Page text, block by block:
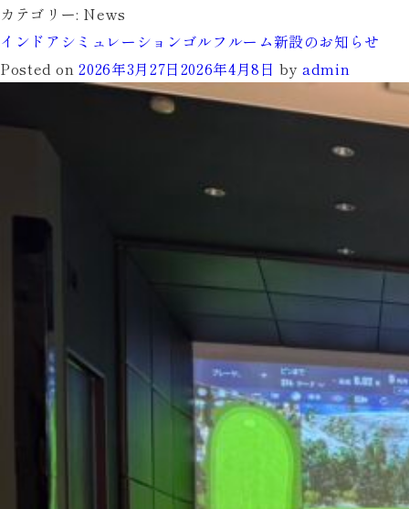
カテゴリー: News
インドアシミュレーションゴルフルーム新設のお知らせ
Posted on2026年3月27日2026年4月8日 byadmin